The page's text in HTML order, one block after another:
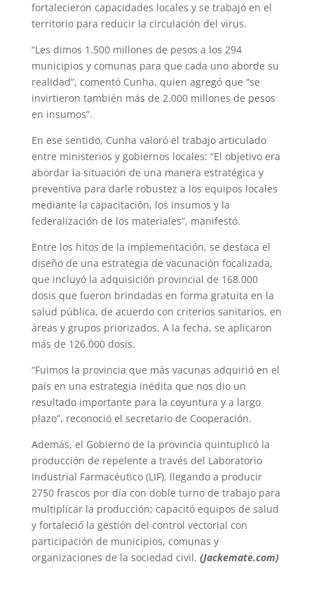
fortalecieron capacidades locales y se trabajó en el
territorio para reducir la circulación del virus.
“Les dimos 1.500 millones de pesos a los 294
municipios y comunas para que cada uno aborde su
realidad”, comentó Cunha, quien agregó que “se
invirtieron también más de 2.000 millones de pesos
en insumos”.
En ese sentido, Cunha valoró el trabajo articulado
entre ministerios y gobiernos locales: “El objetivo era
abordar la situación de una manera estratégica y
preventiva para darle robustez a los equipos locales
mediante la capacitación, los insumos y la
federalización de los materiales”, manifestó.
Entre los hitos de la implementación, se destaca el
diseño de una estrategia de vacunación focalizada,
que incluyó la adquisición provincial de 168.000
dosis que fueron brindadas en forma gratuita en la
salud pública, de acuerdo con criterios sanitarios, en
áreas y grupos priorizados. A la fecha, se aplicaron
más de 126.000 dosis.
“Fuimos la provincia que más vacunas adquirió en el
país en una estrategia inédita que nos dio un
resultado importante para la coyuntura y a largo
plazo”, reconoció el secretario de Cooperación.
Además, el Gobierno de la provincia quintuplicó la
producción de repelente a través del Laboratorio
Industrial Farmacéutico (LIF), llegando a producir
2750 frascos por día con doble turno de trabajo para
multiplicar la producción; capacitó equipos de salud
y fortaleció la gestión del control vectorial con
participación de municipios, comunas y
organizaciones de la sociedad civil. (Jackemate.com)